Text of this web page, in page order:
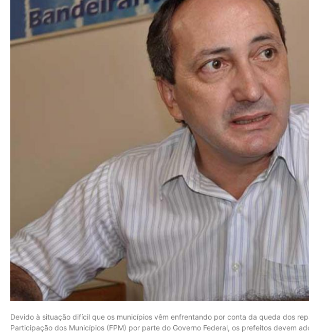
Devido à situação difícil que os municípios vêm enfrentando por conta da queda dos
Participação dos Municípios (FPM) por parte do Governo Federal, os prefeitos devem